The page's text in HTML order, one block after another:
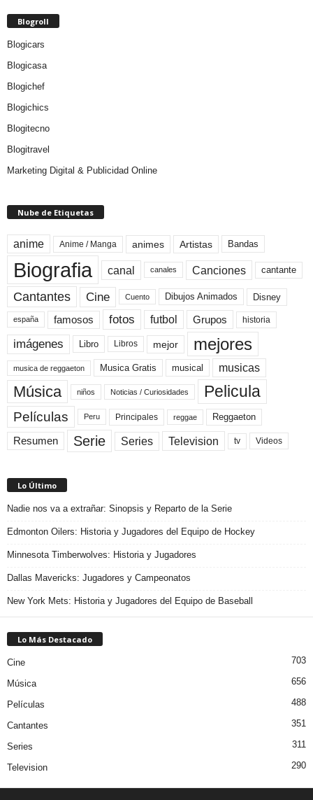
Blogroll
Blogicars
Blogicasa
Blogichef
Blogichics
Blogitecno
Blogitravel
Marketing Digital & Publicidad Online
Nube de Etiquetas
anime Anime / Manga animes Artistas Bandas
Biografia canal canales Canciones cantante
Cantantes Cine Cuento Dibujos Animados Disney
españa famosos fotos futbol Grupos historia
imágenes Libro Libros mejor mejores
musica de reggaeton Musica Gratis musical musicas
Música niños Noticias / Curiosidades Pelicula
Películas Peru Principales reggae Reggaeton
Resumen Serie Series Television tv Videos
Lo Último
Nadie nos va a extrañar: Sinopsis y Reparto de la Serie
Edmonton Oilers: Historia y Jugadores del Equipo de Hockey
Minnesota Timberwolves: Historia y Jugadores
Dallas Mavericks: Jugadores y Campeonatos
New York Mets: Historia y Jugadores del Equipo de Baseball
Lo Más Destacado
Cine 703
Música 656
Películas 488
Cantantes 351
Series 311
Television 290